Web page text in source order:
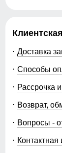
Доставка
Способы
Рассрочка
Возврат,
Вопросы -